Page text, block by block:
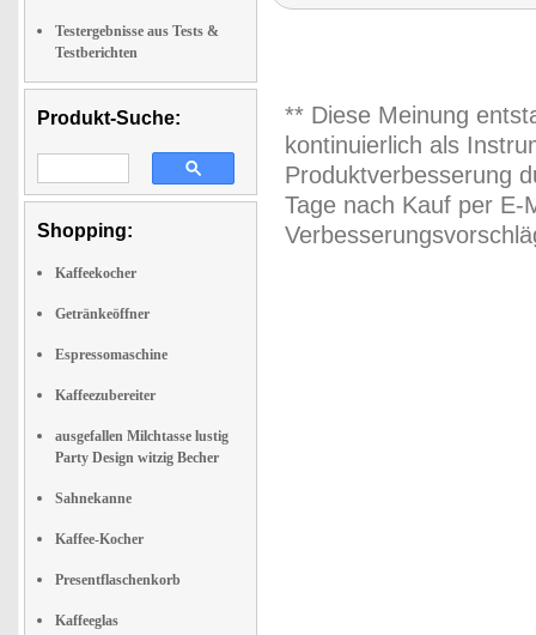
Testergebnisse aus Tests &
Testberichten
Produkt-Suche:
Shopping:
Kaffeekocher
Getränkeöffner
Espressomaschine
Kaffeezubereiter
ausgefallen Milchtasse lustig
Party Design witzig Becher
Sahnekanne
Kaffee-Kocher
Presentflaschenkorb
Kaffeeglas
** Diese Meinung
kontinuierlich als
Produktverbesserung
Tage nach Kauf per E-